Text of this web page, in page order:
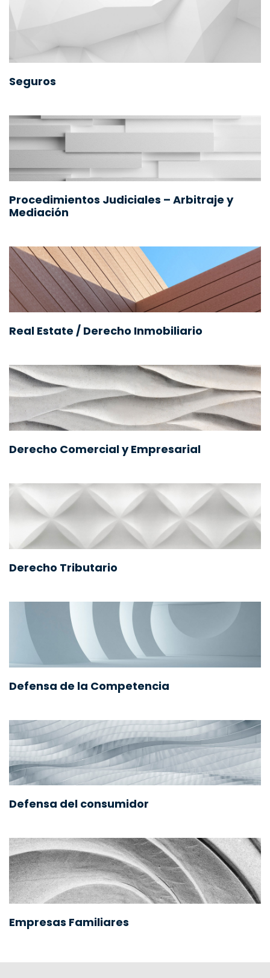
Seguros
Procedimientos Judiciales – Arbitraje y
Mediación
Real Estate / Derecho Inmobiliario
Derecho Comercial y Empresarial
Derecho Tributario
Defensa de la Competencia
Defensa del consumidor
Empresas Familiares